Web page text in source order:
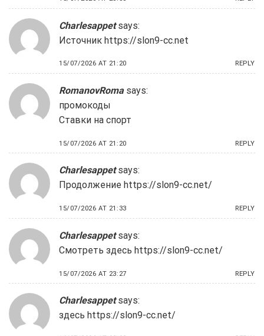
Charlesappet says:
Источник https://slon9-cc.net
15/07/2026 AT 21:20 REPLY
RomanovRoma says:
промокоды
Ставки на спорт
15/07/2026 AT 21:20 REPLY
Charlesappet says:
Продолжение https://slon9-cc.net/
15/07/2026 AT 21:33 REPLY
Charlesappet says:
Смотреть здесь https://slon9-cc.net/
15/07/2026 AT 23:27 REPLY
Charlesappet says:
здесь https://slon9-cc.net/